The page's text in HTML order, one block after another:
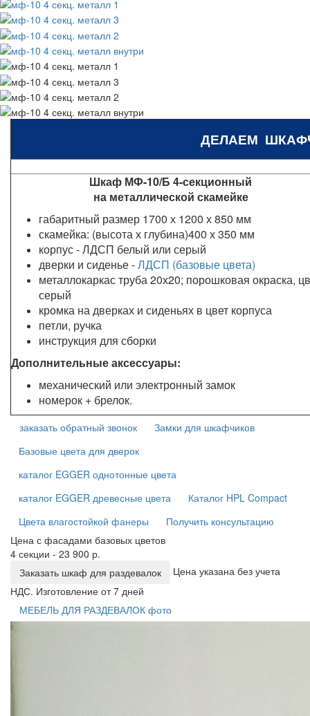
ДЕЛАЕМ
Шкаф МФ-10/Б 4-секционный
на металлической скамейке
габаритный размер 1700 х 1200 х 850 мм
скамейка: (высота х глубина)400 х 350 мм
корпус - ЛДСП белый или серый
дверки и сиденье -ЛДСП (базовые цвета)
металлокаркас труба 20х20; порошковая окраска,
серый
кромка на дверках и сиденьях в цвет корпуса
петли, ручка
инструкция для сборки
Дополнительные аксессуары:
механический или электронный замок
номерок + брелок.
заказать обратный звонок
Замки для шкафчиков
Базовые цвета для дверок
каталог EGGER однотонные цвета
каталог EGGER древесные цвета
Каталог HPL Compact
Цвета влагостойкой фанеры
Получить консультацию
Цена с фасадами базовых цветов
4 секции - 23 900 р.
Заказать шкаф для раздевалок
Цена указана без учета
НДС. Изготовление от 7 дней
МЕБЕЛЬ ДЛЯ РАЗДЕВАЛОК фото